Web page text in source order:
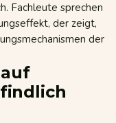
Fachleute sprechen
der zeigt,
der